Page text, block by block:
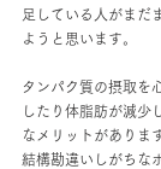
足している人がまだ
ようと思います。
タンパク質の摂取を
したり体脂肪が減少
なメリットがありま
結構勘違いしがちな